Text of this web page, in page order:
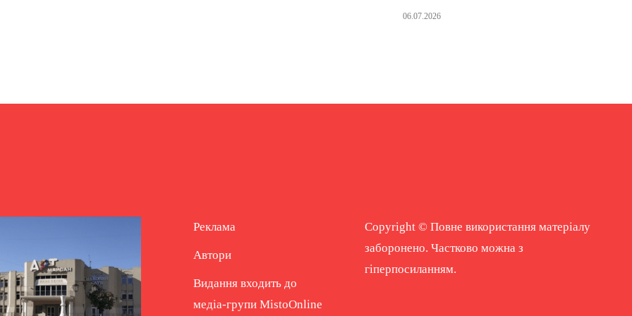
06.07.2026
Реклама
Автори
Видання входить до
медіа-групи MistoOnline
Copyright © Повне використання матеріалу
заборонено. Частково можна з
гіперпосиланням.